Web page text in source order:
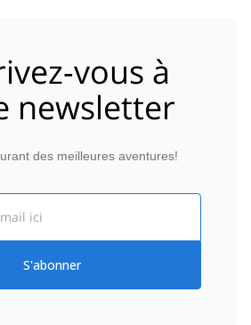
vous à
newsletter
des meilleures aventures!
S'abonner